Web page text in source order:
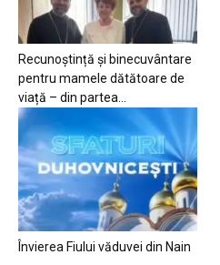
Recunoștință și binecuvântare
pentru mamele dătătoare de
viață – din partea...
Învierea Fiului văduvei din Nain